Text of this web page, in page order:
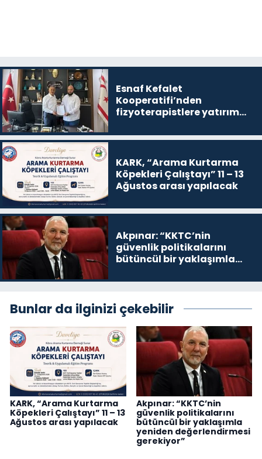
Esnaf Kefalet
Kooperatifi’nden
fizyoterapistlere yatırım
KARK, “Arama Kurtarma
Köpekleri Çalıştayı” 11 – 13
Ağustos arası yapılacak
Akpınar: “KKTC’nin
güvenlik politikalarını
bütüncül bir yaklaşımla
gerekiyor”
Bunlar da ilginizi çekebilir
KARK, “Arama Kurtarma
Köpekleri Çalıştayı” 11 – 13
Ağustos arası yapılacak
Akpınar: “KKTC’nin
güvenlik politikalarını
bütüncül bir yaklaşımla
yeniden değerlendirmesi
gerekiyor”